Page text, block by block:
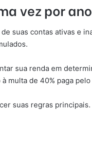
vez por ano
suas contas ativas e
sua renda em
multa de 40% paga
suas regras